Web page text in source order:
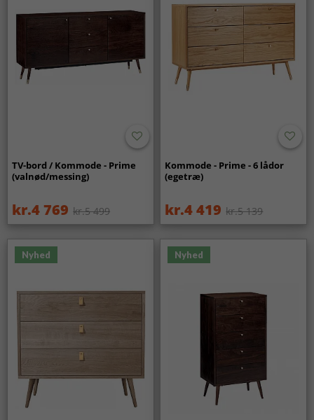
TV-bord / Kommode - Prime
(valnød/messing)
kr.4 769 kr.5 499
Kommode - Prime - 6 lådor
(egetræ)
kr.4 419 kr.5 139
Nyhed Nyhed